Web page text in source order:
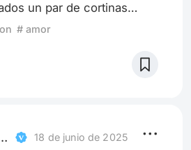
un par de cortinas
a lo ancho. Te
será porque la primera
un fondo oscuro. De la
ahí, jug
# amor
18 de junio de 2025